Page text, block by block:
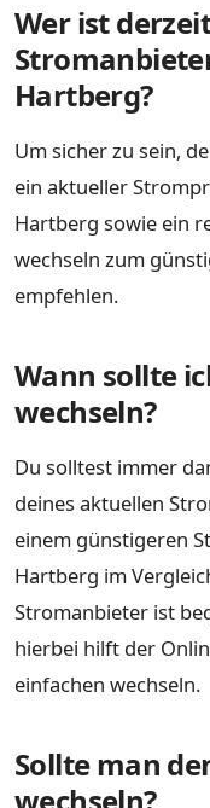
Wer ist
Hartberg?
Um sicher zu sein,
ein aktueller
Hartberg sowie ein
wechseln zum
empfehlen.
Wann sollte
wechseln?
Du solltest immer
deines aktuellen
einem günstigeren
Hartberg im
Stromanbieter ist
hierbei hilft der
einfachen wechseln.
Sollte man
wechseln?